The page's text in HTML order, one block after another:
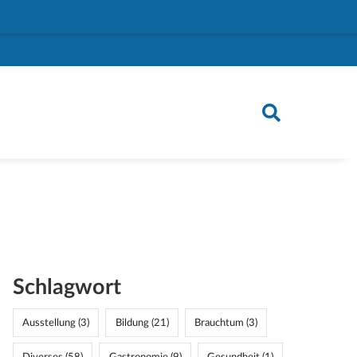
Schlagwort
Ausstellung (3) Bildung (21) Brauchtum (3)